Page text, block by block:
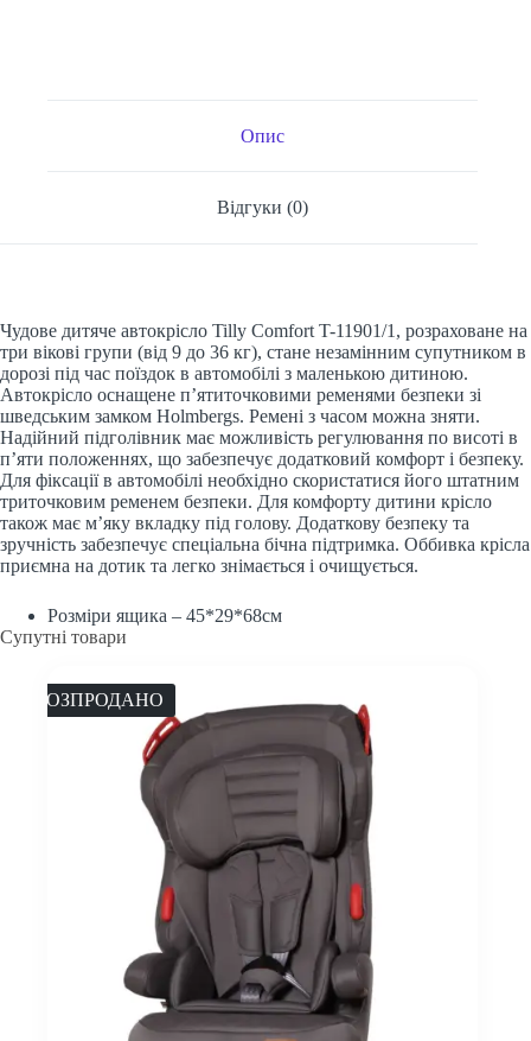
Опис
Відгуки (0)
Чудове дитяче автокрісло Tilly Comfort T-11901/1, розраховане на
три вікові групи (від 9 до 36 кг), стане незамінним супутником в
дорозі під час поїздок в автомобілі з маленькою дитиною.
Автокрісло оснащене п’ятиточковими ременями безпеки зі
шведським замком Holmbergs. Ремені з часом можна зняти.
Надійний підголівник має можливість регулювання по висоті в
п’яти положеннях, що забезпечує додатковий комфорт і безпеку.
Для фіксації в автомобілі необхідно скористатися його штатним
триточковим ременем безпеки. Для комфорту дитини крісло
також має м’яку вкладку під голову. Додаткову безпеку та
зручність забезпечує спеціальна бічна підтримка. Оббивка крісла
приємна на дотик та легко знімається і очищується.
Розміри ящика – 45*29*68см
Супутні товари
РОЗПРОДАНО